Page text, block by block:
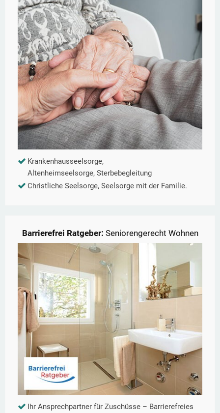
Krankenhausseelsorge,
Altenheimseelsorge, Sterbebegleitung
Christliche Seelsorge, Seelsorge mit der Familie.
Barrierefrei Ratgeber: Seniorengerecht Wohnen
Ihr Ansprechpartner für Zuschüsse – Barrierefreies